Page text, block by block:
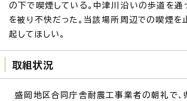
の下で喫煙している。中津川沿いの歩道を通
を被り不快だった。当該場所周辺での喫煙を
起してほしい。
取組状況
盛岡地区合同庁舎耐震工事業者の朝礼で、